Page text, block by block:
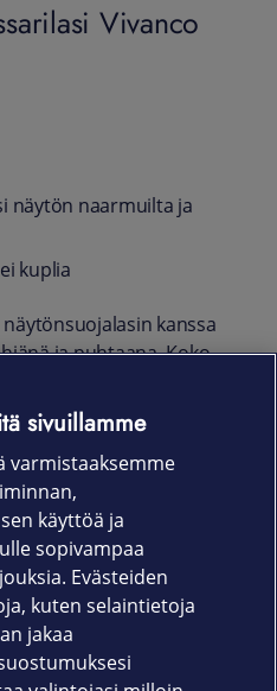
Vivanco
näytön naarmuilta ja
kuplia
kanssa
ja puhtaana. Koko
lasista.
ehkäisee sormenjälkiä ja
sivuillamme
varmistaaksemme
käyttöä ja
sopivampaa
Evästeiden
kuten selaintietoja
jakaa